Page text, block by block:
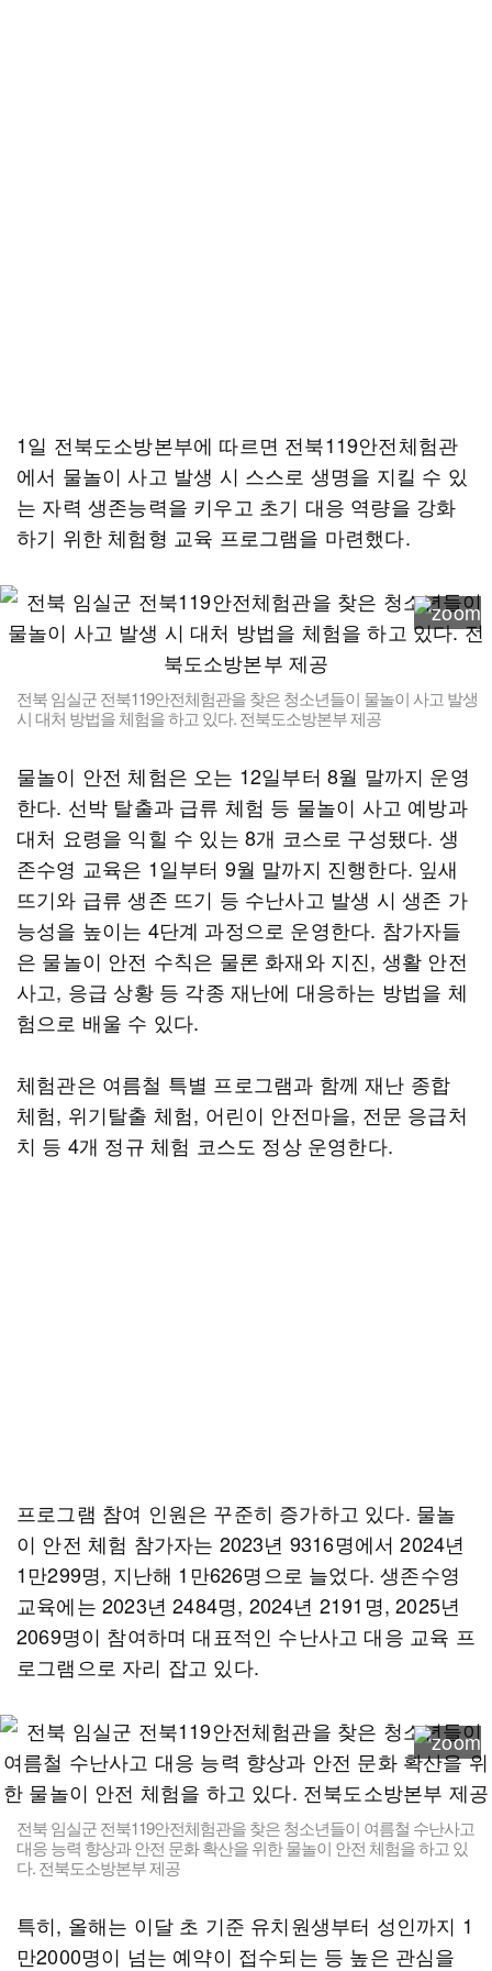
1일 전북도소방본부에 따르면 전북119안전체험관
에서 물놀이 사고 발생 시 스스로 생명을 지킬 수 있
는 자력 생존능력을 키우고 초기 대응 역량을 강화
하기 위한 체험형 교육 프로그램을 마련했다.
전북 임실군 전북119안전체험관을 찾은 청소년들이 물놀이 사고 발생
시 대처 방법을 체험을 하고 있다. 전북도소방본부 제공
물놀이 안전 체험은 오는 12일부터 8월 말까지 운영
한다. 선박 탈출과 급류 체험 등 물놀이 사고 예방과
대처 요령을 익힐 수 있는 8개 코스로 구성됐다. 생
존수영 교육은 1일부터 9월 말까지 진행한다. 잎새
뜨기와 급류 생존 뜨기 등 수난사고 발생 시 생존 가
능성을 높이는 4단계 과정으로 운영한다. 참가자들
은 물놀이 안전 수칙은 물론 화재와 지진, 생활 안전
사고, 응급 상황 등 각종 재난에 대응하는 방법을 체
험으로 배울 수 있다.
체험관은 여름철 특별 프로그램과 함께 재난 종합
체험, 위기탈출 체험, 어린이 안전마을, 전문 응급처
치 등 4개 정규 체험 코스도 정상 운영한다.
프로그램 참여 인원은 꾸준히 증가하고 있다. 물놀
이 안전 체험 참가자는 2023년 9316명에서 2024년
1만299명, 지난해 1만626명으로 늘었다. 생존수영
교육에는 2023년 2484명, 2024년 2191명, 2025년
2069명이 참여하며 대표적인 수난사고 대응 교육 프
로그램으로 자리 잡고 있다.
전북 임실군 전북119안전체험관을 찾은 청소년들이 여름철 수난사고
대응 능력 향상과 안전 문화 확산을 위한 물놀이 안전 체험을 하고 있
다. 전북도소방본부 제공
특히, 올해는 이달 초 기준 유치원생부터 성인까지 1
만2000명이 넘는 예약이 접수되는 등 높은 관심을